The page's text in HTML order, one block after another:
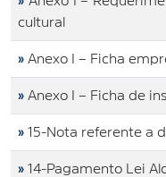
cultural
» Anexo I – Ficha
» Anexo I – Ficha de
» 15-Nota referente a
» 14-Pagamento Lei